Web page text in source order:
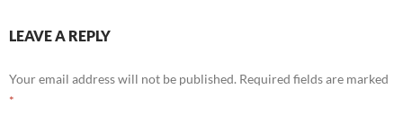
LEAVE A REPLY
Your email address will not be published. Required fields are marked
*